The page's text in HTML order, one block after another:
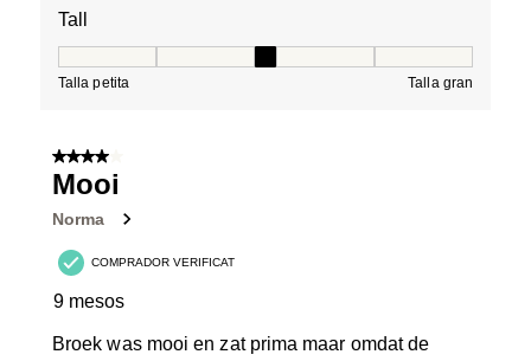
Tall
Talla petita Talla gran
4 de 5 estrelles.
Mooi
Norma
COMPRADOR VERIFICAT
9 mesos
Broek was mooi en zat prima maar omdat de